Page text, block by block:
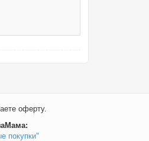
оферту.
покупки"